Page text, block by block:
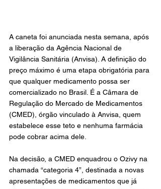
A caneta foi anunciada nesta semana, após
a liberação da Agência Nacional de
Vigilância Sanitária (Anvisa). A definição do
preço máximo é uma etapa obrigatória para
que qualquer medicamento possa ser
comercializado no Brasil. É a Câmara de
Regulação do Mercado de Medicamentos
(CMED), órgão vinculado à Anvisa, quem
estabelece esse teto e nenhuma farmácia
pode cobrar acima dele.
Na decisão, a CMED enquadrou o Ozivy na
chamada “categoria 4”, destinada a novas
apresentações de medicamentos que já